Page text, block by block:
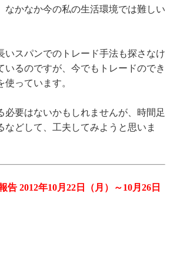
なかなか今の私の生活環境では難しい
スパンでのトレード手法も探さなけ
いるのですが、今でもトレードのでき
っています。
要はないかもしれませんが、時間足
などして、工夫してみようと思いま
告 2012年10月22日（月）～10月26日